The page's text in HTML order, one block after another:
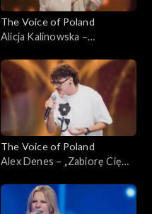
The Voice of Poland
Alicja Kalinowska –
Voice of Poland”,
Przesłuchania w ciemno, 5
października 2024
The Voice of Poland
Alex Denes – „Zabiorę Cię
Poland”, Przesłuchania w
ciemno, 5 października 2024